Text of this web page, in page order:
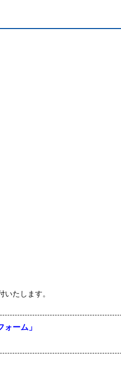
いたします。
ォーム 」